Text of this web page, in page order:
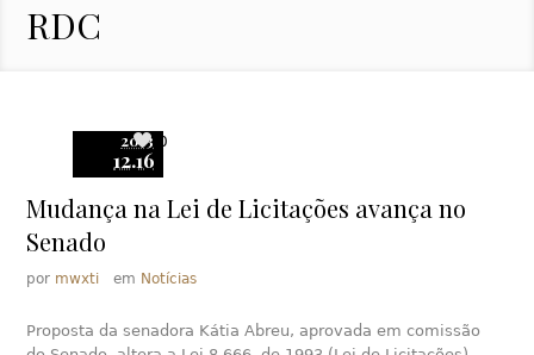
RDC
2013
12.16
0
Mudança na Lei de Licitações avança no
Senado
por mwxti em Notícias
Proposta da senadora Kátia Abreu, aprovada em comissão